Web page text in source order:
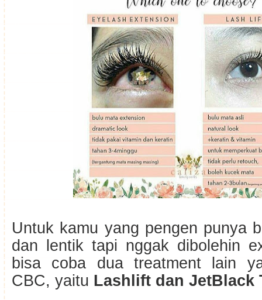
Untuk kamu yang pengen punya
dan lentik tapi nggak dibolehin
bisa coba dua treatment lain
CBC, yaitu Lashlift dan JetBlack